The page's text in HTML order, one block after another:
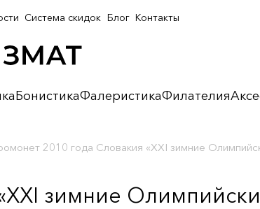
БонистикаФалеристикаФилателия
Система скидок Блог Контакты
2010 года Словакия «XXI зимние
зимние